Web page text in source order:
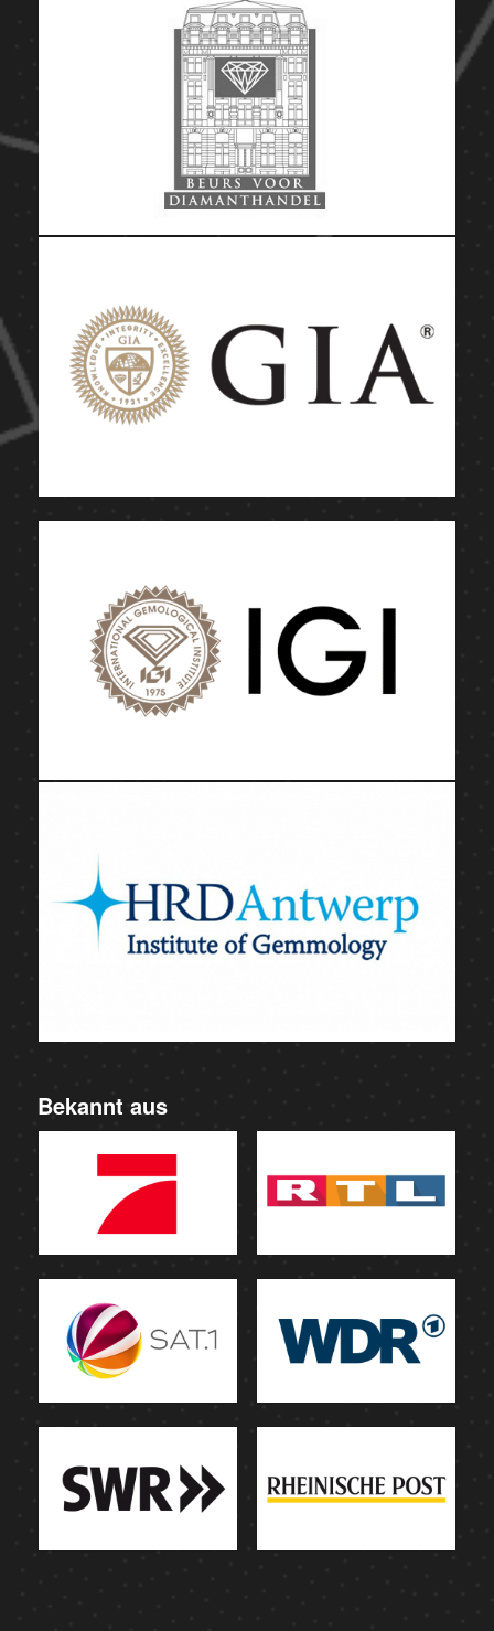
Bekannt aus